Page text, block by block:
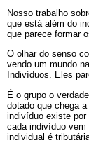
Nosso trabalho
que está além do
que parece formar
O olhar do senso
vendo um mundo
Indivíduos. Eles
É o grupo o
dotado que chega
indivíduo existe por
cada indivíduo
individual é